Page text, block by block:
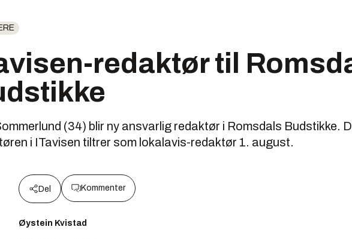
redaktør til
(34) blir ny ansvarlig redaktør i Romsdals Budstikke.
i ITavisen tiltrer som lokalavis-redaktør 1. august.
Del Kommenter
Øystein Kvistad